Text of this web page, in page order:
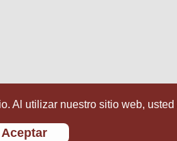
Al utilizar nuestro sitio web,
Aceptar